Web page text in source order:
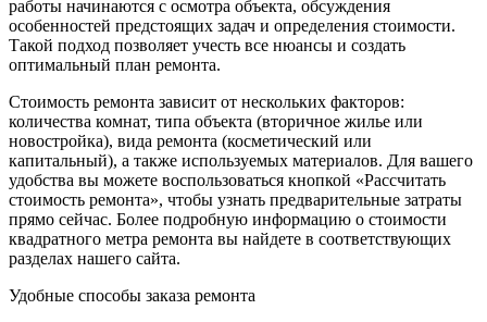
работы начинаются с осмотра объекта, обсуждения
особенностей предстоящих задач и определения стоимости.
Такой подход позволяет учесть все нюансы и создать
оптимальный план ремонта.
Стоимость ремонта зависит от нескольких факторов:
количества комнат, типа объекта (вторичное жилье или
новостройка), вида ремонта (косметический или
капитальный), а также используемых материалов. Для вашего
удобства вы можете воспользоваться кнопкой «Рассчитать
стоимость ремонта», чтобы узнать предварительные затраты
прямо сейчас. Более подробную информацию о стоимости
квадратного метра ремонта вы найдете в соответствующих
разделах нашего сайта.
Удобные способы заказа ремонта